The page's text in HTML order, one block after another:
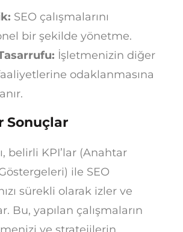
SEO çalışmalarını
bir şekilde yönetme.
İşletmenizin diğer
odaklanmasına
Sonuçlar
belirli KPI’lar (Anahtar
ile SEO
sürekli olarak izler ve
Bu, yapılan çalışmaların